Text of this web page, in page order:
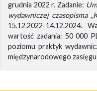
grudnia 2022 r. Zadanie:
wydawniczej czasopisma
15.12.2022-14.12.2024.
wartość zadania: 50 000
poziomu praktyk
międzynarodowego zasięgu